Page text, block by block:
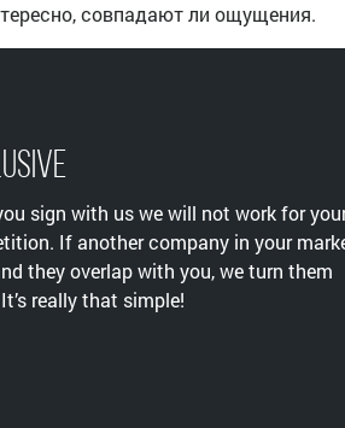
совпадают ли ощущения.
sign with us we will not work for
If another company in your
they overlap with you, we turn them
really that simple!